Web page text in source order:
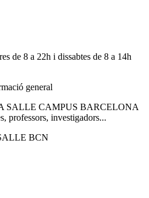
de 8 a 22h i dissabtes de 8 a 14h
general
SALLE CAMPUS BARCELONA
professors, investigadors...
BCN